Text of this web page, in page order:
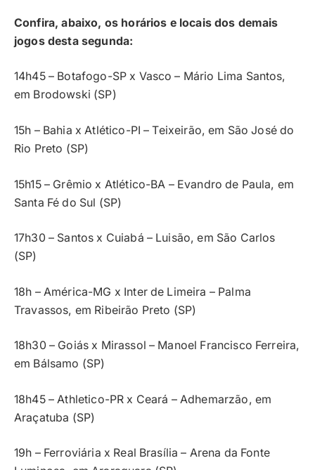
Confira, abaixo, os horários e locais dos demais
jogos desta segunda:
14h45 – Botafogo-SP x Vasco – Mário Lima Santos,
em Brodowski (SP)
15h – Bahia x Atlético-PI – Teixeirão, em São José do
Rio Preto (SP)
15h15 – Grêmio x Atlético-BA – Evandro de Paula, em
Santa Fé do Sul (SP)
17h30 – Santos x Cuiabá – Luisão, em São Carlos
(SP)
18h – América-MG x Inter de Limeira – Palma
Travassos, em Ribeirão Preto (SP)
18h30 – Goiás x Mirassol – Manoel Francisco Ferreira,
em Bálsamo (SP)
18h45 – Athletico-PR x Ceará – Adhemarzão, em
Araçatuba (SP)
19h – Ferroviária x Real Brasília – Arena da Fonte